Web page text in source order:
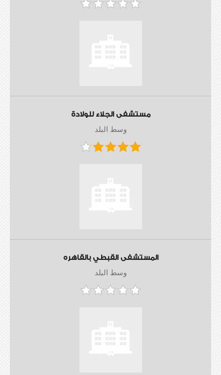
مستشفى الجلاء للولادة
وسط البلد
المستشفى القبطي بالقاهره
وسط البلد